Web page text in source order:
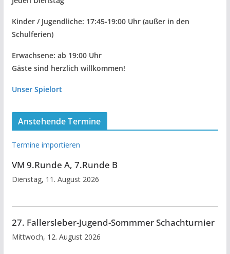
Kinder / Jugendliche: 17:45-19:00 Uhr (außer in den
Schulferien)
Erwachsene: ab 19:00 Uhr
Gäste sind herzlich willkommen!
Unser Spielort
Anstehende Termine
Termine importieren
VM 9.Runde A, 7.Runde B
Dienstag, 11. August 2026
27. Fallersleber-Jugend-Sommmer Schachturnier
Mittwoch, 12. August 2026